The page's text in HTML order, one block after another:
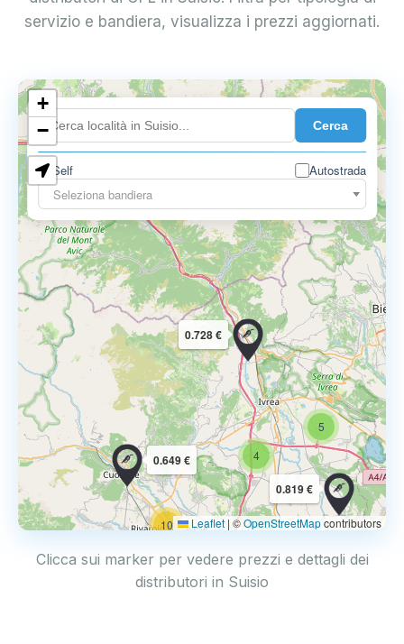
servizio e bandiera, visualizza i prezzi aggiornati.
Cerca
Self
Autostrada
Seleziona bandiera
10
4
5
0.819 €
0.649 €
0.728 €
+
−
Leaflet | ©OpenStreetMapcontributors
Clicca sui marker per vedere prezzi e dettagli dei
distributori in Suisio